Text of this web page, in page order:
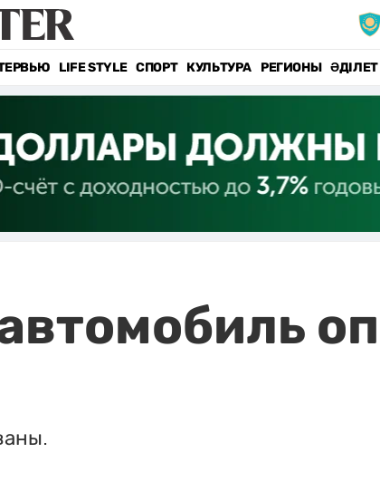
LIFE STYLE СПОРТ КУЛЬТУРА РЕГИОНЫ ӘДІЛЕТ